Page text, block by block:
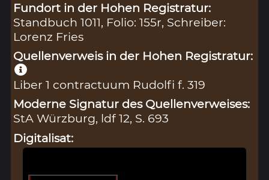
Fundort in der Hohen Registratur:
Standbuch 1011, Folio: 155r, Schreiber:
Lorenz Fries
Quellenverweis in der Hohen Registratur:
Liber 1 contractuum Rudolfi f. 319
Moderne Signatur des Quellenverweises:
StA Würzburg, ldf 12, S. 693
Digitalisat: